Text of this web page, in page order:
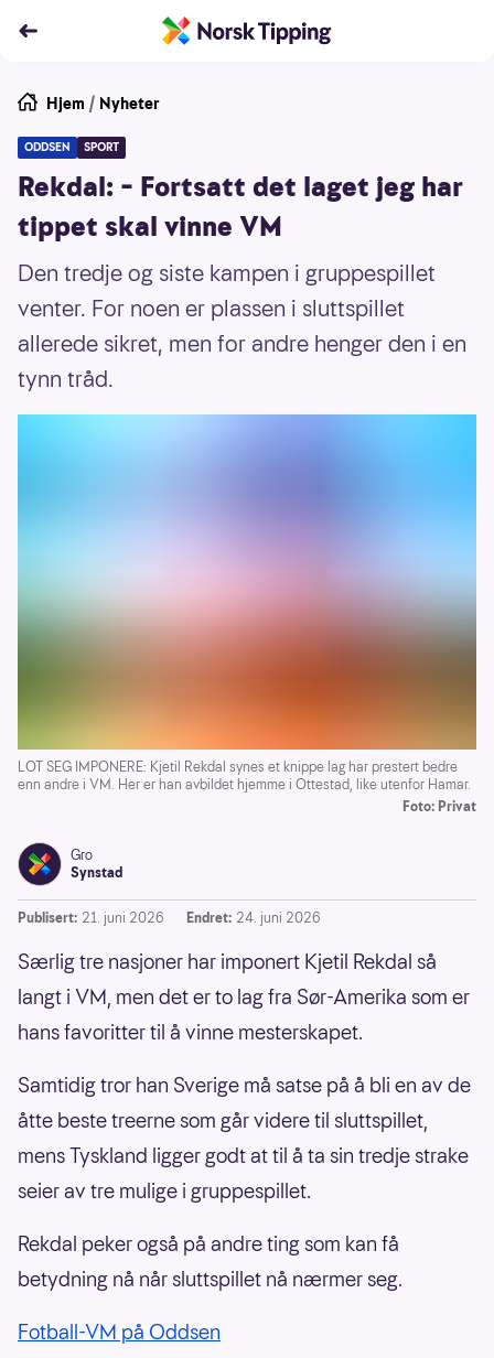
Hjem / Nyheter
ODDSEN SPORT
Rekdal: – Fortsatt det laget jeg har
tippet skal vinne VM
Den tredje og siste kampen i gruppespillet
venter. For noen er plassen i sluttspillet
allerede sikret, men for andre henger den i en
tynn tråd.
LOT SEG IMPONERE: Kjetil Rekdal synes et knippe lag har prestert bedre
enn andre i VM. Her er han avbildet hjemme i Ottestad, like utenfor Hamar.
Foto: Privat
Gro
Synstad
Publisert: 21. juni 2026 Endret: 24. juni 2026
Særlig tre nasjoner har imponert Kjetil Rekdal så
langt i VM, men det er to lag fra Sør-Amerika som er
hans favoritter til å vinne mesterskapet.
Samtidig tror han Sverige må satse på å bli en av de
åtte beste treerne som går videre til sluttspillet,
mens Tyskland ligger godt at til å ta sin tredje strake
seier av tre mulige i gruppespillet.
Rekdal peker også på andre ting som kan få
betydning nå når sluttspillet nå nærmer seg.
Fotball-VM på Oddsen